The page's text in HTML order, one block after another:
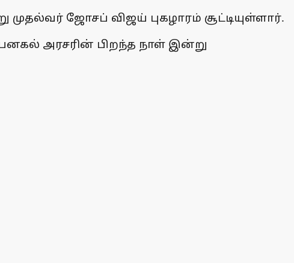
முதல்வர் ஜோசப் விஜய் புகழாரம் சூட்டியுள்ளார்.
அரசரின் பிறந்த நாள் இன்று